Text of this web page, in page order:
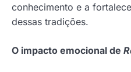
conhecimento e a
dessas tradições.
O impacto emocional de